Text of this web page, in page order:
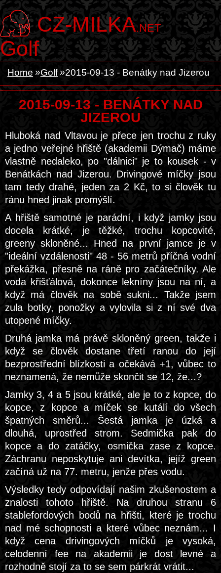
CZ-MILKA.NET
Golf
Home Golf 2015-09-13 - Benátky nad Jizerou
2015-09-13 - BENÁTKY NAD
JIZEROU
Hluboká nad Vltavou je přece jen trochu z ruky
a jedno veřejné hřiště (akademii Dýmač) máme
vlastně nedaleko, po "dálnici" je to kousek - v
Benátkách nad Jizerou. Drivingové míčky jsou
tam tedy drahé, jeden za 2 Kč, to si člověk tu
ránu hned jinak promýšlí.
A hřiště samotné je parádní, i když jamky jsou
docela krátké, je těžké, trochu kopcovité,
greeny skloněné... Hned na první jamce je v
"ideální vzdálenosti" 48 - 56 metrů příčná vodní
překážka, přesně na ráně pro začátečníky. Ale
voda křišťálová, dokonce lekníny jsou na ní, a
když má člověk na sobě sukni... Takže jsem
zula botky, ponožky a vylovila si z ní své dva
utopené míčky.
Druhá jamka má právě skloněný green, takže i
když se člověk dostane třetí ranou do její
bezprostřední blízkosti a očekává +1, vůbec to
neznamená, že nemůže skončit se 12, že...?
Jamky 3, 4 a 5 jsou krátké, ale je to z kopce, do
kopce, z kopce a míček se kutálí do všech
špatných směrů... Šestá jamka je úzká a
dlouhá, uprostřed strom. Sedmička pak do
kopce a do zatáčky, osmička zase z kopce.
Záchranu neposkytuje ani devítka, jejíž green
začíná už na 77. metru, jenže přes vodu.
Výsledky tedy odpovídají našim zkušenostem a
znalosti tohoto hřiště. Na druhou stranu 6
stablefordových bodů na hřišti, které je trochu
nad mé schopnosti a které vůbec neznám... I
když cena drivingových míčků je vysoká,
celodenní fee na akademii je dost levné a
rozhodně stojí za to se sem párkrát vrátit...